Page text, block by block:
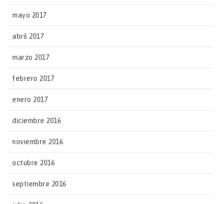
mayo 2017
abril 2017
marzo 2017
febrero 2017
enero 2017
diciembre 2016
noviembre 2016
octubre 2016
septiembre 2016